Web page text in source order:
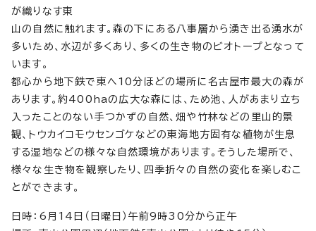
が織りなす東
山の自然に触れます。森の下にある八事層から湧き出る湧水が
多いため、水辺が多くあり、多くの生き物のビオトープとなって
います。
都心から地下鉄で東へ10分ほどの場所に名古屋市最大の森が
あります。約400haの広大な森には、ため池、人があまり立ち
入ったことのない手つかずの自然、畑や竹林などの里山的景
観、トウカイコモウセンゴケなどの東海地方固有な植物が生息
する湿地などの様々な自然環境があります。そうした場所で、
様々な生き物を観察したり、四季折々の自然の変化を楽しむこ
とができます。
日時：6月14日（日曜日）午前9時30分から正午